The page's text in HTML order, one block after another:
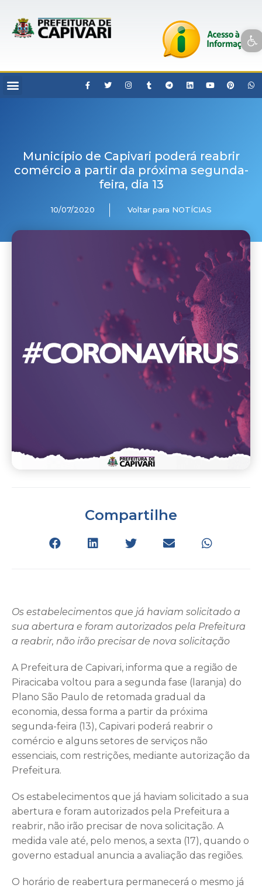
Open toolbar
Município de Capivari poderá reabrir
comércio a partir da próxima segunda-
feira, dia 13
10/07/2020 Voltar para NOTÍCIAS
Compartilhe
Os estabelecimentos que já haviam solicitado a
sua abertura e foram autorizados pela Prefeitura
a reabrir, não irão precisar de nova solicitação
A Prefeitura de Capivari, informa que a região de
Piracicaba voltou para a segunda fase (laranja) do
Plano São Paulo de retomada gradual da
economia, dessa forma a partir da próxima
segunda-feira (13), Capivari poderá reabrir o
comércio e alguns setores de serviços não
essenciais, com restrições, mediante autorização da
Prefeitura.
Os estabelecimentos que já haviam solicitado a sua
abertura e foram autorizados pela Prefeitura a
reabrir, não irão precisar de nova solicitação. A
medida vale até, pelo menos, a sexta (17), quando o
governo estadual anuncia a avaliação das regiões.
O horário de reabertura permanecerá o mesmo já